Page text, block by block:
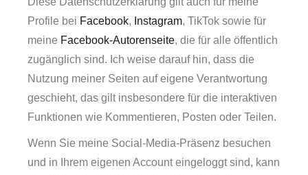
Profile bei Facebook, Instagram, TikTok sowie für
meine Facebook-Autorenseite, die für alle öffentlich
zugänglich sind. Ich weise darauf hin, dass die
Nutzung meiner Seiten auf eigene Verantwortung
geschieht, das gilt insbesondere für die interaktiven
Funktionen wie Kommentieren, Posten oder Teilen.
Wenn Sie meine Social-Media-Präsenz besuchen
und in Ihrem eigenen Account eingeloggt sind, kann